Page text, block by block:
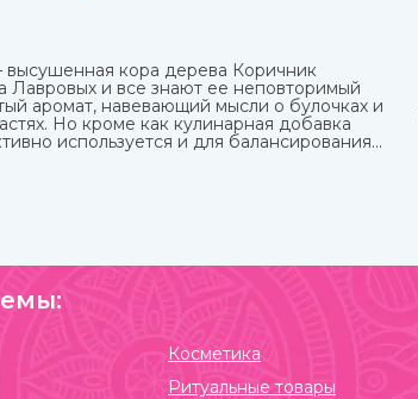
кора дерева Коричник
Лавровых и все знают ее неповторимый
аромат, навевающий мысли о булочках и
Но кроме как кулинарная добавка
используется и для балансирования
Косметика
Ритуальные товары